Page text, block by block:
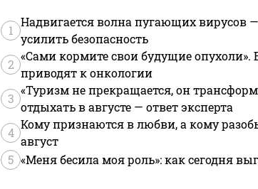
1
Надвигается волна пугающих вирусов
усилить безопасность
2
«Сами кормите свои будущие
приводят к онкологии
3
«Туризм не прекращается, он
отдыхать в августе — ответ эксперта
4
Кому признаются в любви, а кому
август
5 «Меня бесила моя роль»: как сегодня